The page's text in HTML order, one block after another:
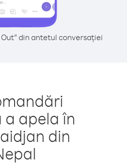
din antetul conversației
apela în
din